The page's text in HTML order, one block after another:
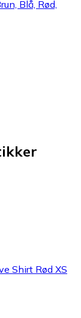
Blå, Rød,
Shirt Rød XS